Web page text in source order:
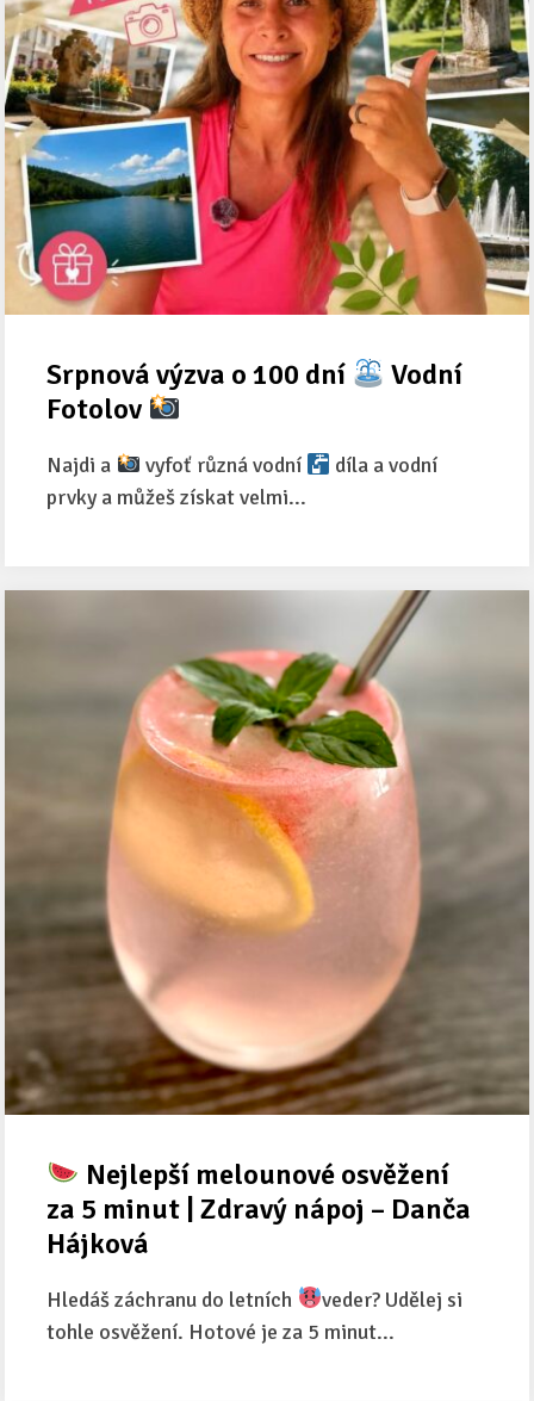
Srpnová výzva o 100 dní
Vodní
Fotolov
Najdi a vyfoť různá vodní
díla a vodní
prvky a můžeš získat velmi...
Nejlepší melounové osvěžení
za 5 minut | Zdravý nápoj – Danča
Hájková
Hledáš záchranu do letních
veder? Udělej si
tohle osvěžení. Hotové je za 5 minut...